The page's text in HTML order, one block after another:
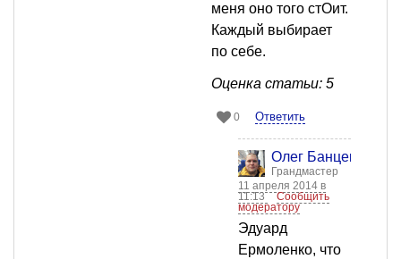
меня оно того стОит.
Каждый выбирает
по себе.
Оценка статьи: 5
0 Ответить
Олег Банцекин
Грандмастер
11 апреля 2014 в
11:13
Сообщить
модератору
Эдуард
Ермоленко, что